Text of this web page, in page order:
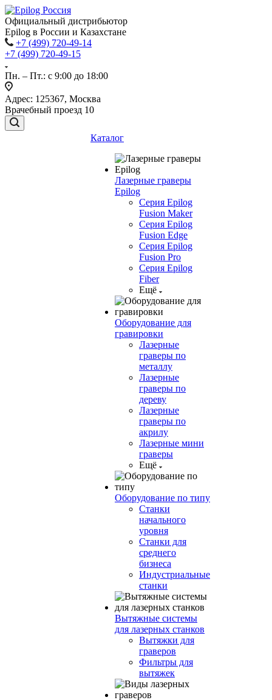
Официальный дистрибьютор
Epilog в России и Казахстане
+7 (499) 720-49-14
+7 (499) 720-49-15
Пн. – Пт.: с 9:00 до 18:00
Адрес: 125367, Москва
Врачебный проезд 10
Каталог
Лазерные граверы
Epilog
Серия Epilog
Fusion Maker
Серия Epilog
Fusion Edge
Серия Epilog
Fusion Pro
Серия Epilog
Fiber
Ещё
Оборудование для
гравировки
Лазерные
граверы по
металлу
Лазерные
граверы по
дереву
Лазерные
граверы по
акрилу
Лазерные мини
граверы
Ещё
Оборудование по типу
Cтанки
начального
уровня
Станки для
среднего
бизнеса
Индустриальные
станки
Вытяжные системы
для лазерных станков
Вытяжки для
граверов
Фильтры для
вытяжек